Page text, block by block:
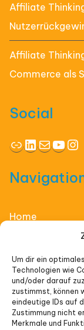
Um dir ein
Technologien wie
und/oder darauf
zustimmst, können
eindeutige IDs auf
Zustimmung nicht
Merkmale und
Affiliate
Affiliate
Commerce als
Social
LinkLinkedIn
E-Mail
Home
Vorträge
Veranstaltungen